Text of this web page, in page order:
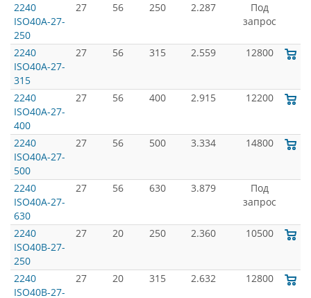
2240
ISO40A-27-
250
27 56 250 2.287
Под
запрос
2240
ISO40A-27-
315
27 56 315 2.559 12800
2240
ISO40A-27-
400
27 56 400 2.915 12200
2240
ISO40A-27-
500
27 56 500 3.334 14800
2240
ISO40A-27-
630
27 56 630 3.879
Под
запрос
2240
ISO40B-27-
250
27 20 250 2.360 10500
2240
ISO40B-27-
27 20 315 2.632 12800